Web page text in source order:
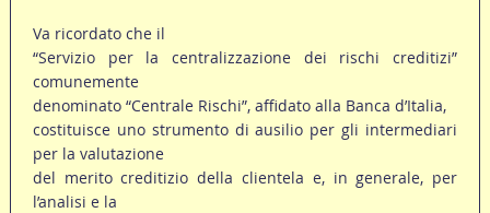
Va ricordato che il
“Servizio per la centralizzazione dei rischi creditizi”
comunemente
denominato “Centrale Rischi”, affidato alla Banca d’Italia,
costituisce uno strumento di ausilio per gli intermediari
per la valutazione
del merito creditizio della clientela e, in generale, per
l’analisi e la